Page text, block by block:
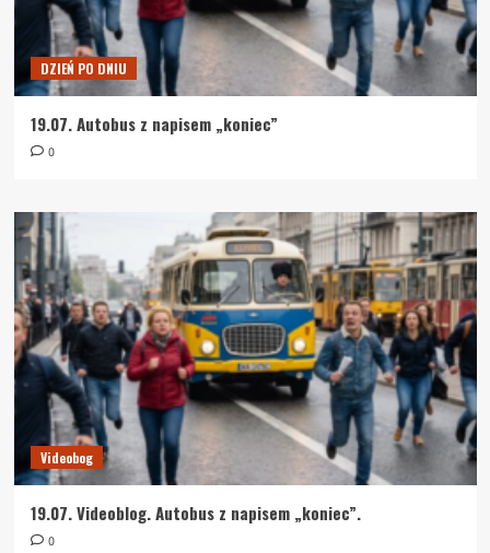
DZIEŃ PO DNIU
19.07. Autobus z napisem „koniec”
0
Videobog
19.07. Videoblog. Autobus z napisem „koniec”.
0